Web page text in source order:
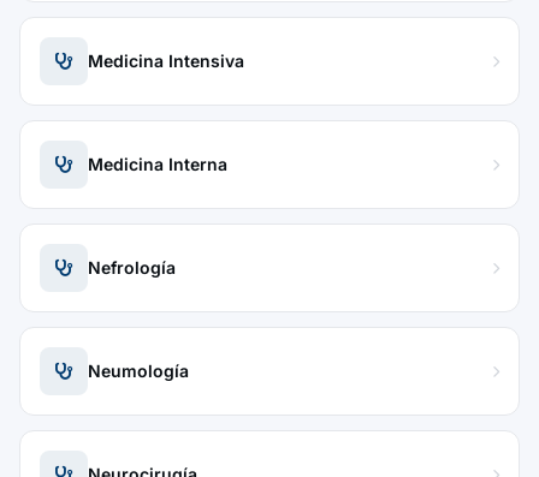
Medicina Intensiva
Medicina Interna
Nefrología
Neumología